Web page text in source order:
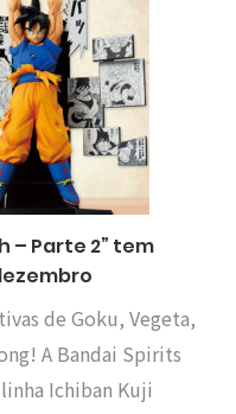
– Parte 2” tem
de Goku, Vegeta,
A Bandai Spirits
Ichiban Kuji